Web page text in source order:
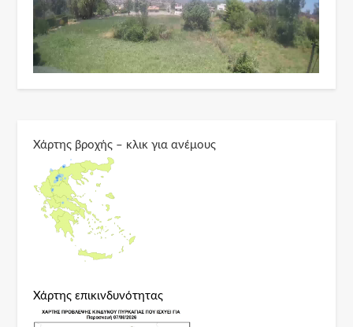
Χάρτης βροχής – κλικ για ανέμους
Χάρτης επικινδυνότητας